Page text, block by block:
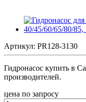
Артикул: PR128-3130
Гидронасос купить в
производителей.
цена по запросу